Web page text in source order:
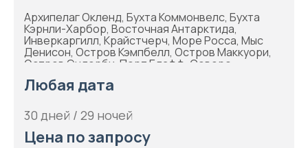
Архипелаг Окленд, Бухта Коммонвелс, Бухта
Кэрнли-Харбор, Восточная Антарктида,
Инверкаргилл, Крайстчерч, Море Росса, Мыс
Денисон, Остров Кэмпбелл, Остров Маккуори,
Остров Эндерби, Порт Блафф, Северо-
Западный остров, Снэрские острова, Хижина
Моусона, Южный океан
Любая дата
30 дней / 29 ночей
Цена по запросу